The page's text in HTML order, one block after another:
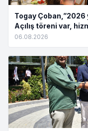
Togay Çoban,”2026
Açılış töreni var,
06.08.2026